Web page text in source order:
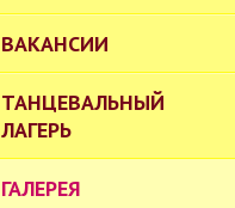
ВАКАНСИИ
ТАНЦЕВАЛЬНЫЙ
ЛАГЕРЬ
ГАЛЕРЕЯ